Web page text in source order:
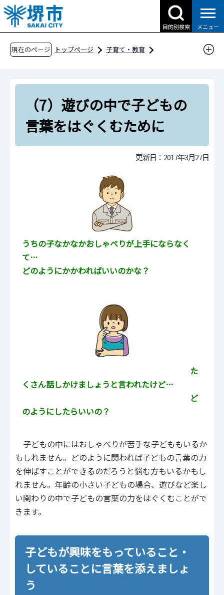
こ
の
ペ
目的別検索 メニュー
現在のページ トップページ
子育て・教育
その他安心な子育て環境に関わる取組
子育て知恵袋
ガイドブック
子どもと一緒に楽しく遊ぶために
（7）遊びの中で子どもの言葉をはぐくむため
に
（7）遊びの中で子どもの
言葉をはぐくむために
更新日：2017年3月27日
うちの子なかなかおしゃべりが上手にならなく
て…
どのようにかかわればいいのかな？
た
くさん話しかけましょうと言われたけど…
ど
のようにしたらいいの？
子どもの中にはおしゃべりが苦手な子どももいるか
もしれません。どのように関われば子どもの言葉の力
を伸ばすことができるのだろうと悩む方もいるかもし
れません。年齢の小さい子どもの場合、遊びなど楽し
い関わりの中で子どもの言葉の力をはぐくむことがで
きます。
子どもが興味をもっていること・
していることに言葉を添えましょ
う